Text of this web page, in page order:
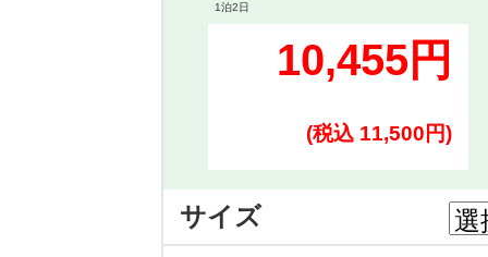
1泊2日
10,455円
(税込 11,500円)
サイズ